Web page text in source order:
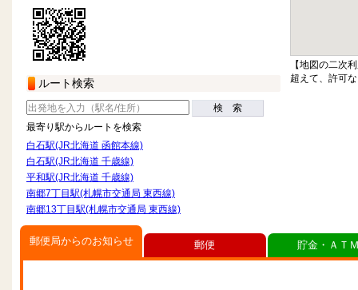
ルート検索
検 索
最寄り駅からルートを検索
白石駅(JR北海道 函館本線)
白石駅(JR北海道 千歳線)
平和駅(JR北海道 千歳線)
南郷7丁目駅(札幌市交通局 東西線)
南郷13丁目駅(札幌市交通局 東西線)
【地図の二次
超えて、許可
郵便局からのお知らせ 郵便 貯金・ＡＴ